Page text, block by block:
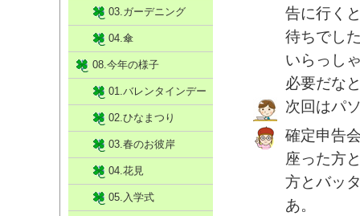
告に行く
待ちでし
いらっし
必要だな
次回はパ
確定申告
座った方
方とバッ
あ。
03.ガーデニング
04.傘
08.今年の様子
01.バレンタインデー
02.ひなまつり
03.春のお彼岸
04.花見
05.入学式